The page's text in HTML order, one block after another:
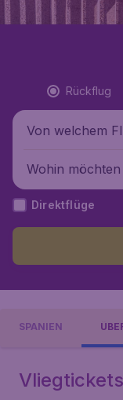
Rückflug
Von welchem
Wohin
Direktflüge
SPANIEN